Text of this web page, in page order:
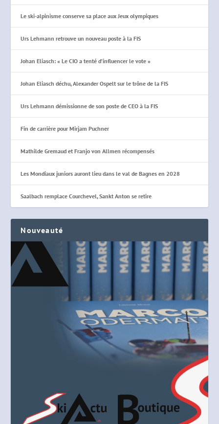
Le ski-alpinisme conserve sa place aux Jeux olympiques
Urs Lehmann retrouve un nouveau poste à la FIS
Johan Eliasch: « Le CIO a tenté d’influencer le vote »
Johan Eliasch déchu, Alexander Ospelt sur le trône de la FIS
Urs Lehmann démissionne de son poste de CEO à la FIS
Fin de carrière pour Mirjam Puchner
Mathilde Gremaud et Franjo von Allmen récompensés
Les Mondiaux juniors auront lieu dans le val de Bagnes en 2028
Saalbach remplace Courchevel, Sankt Anton se retire
Nouveauté